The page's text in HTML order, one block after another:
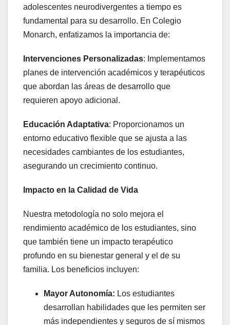
adolescentes neurodivergentes a tiempo es
fundamental para su desarrollo. En Colegio
Monarch, enfatizamos la importancia de:
Intervenciones Personalizadas: Implementamos
planes de intervención académicos y terapéuticos
que abordan las áreas de desarrollo que
requieren apoyo adicional.
Educación Adaptativa: Proporcionamos un
entorno educativo flexible que se ajusta a las
necesidades cambiantes de los estudiantes,
asegurando un crecimiento continuo.
Impacto en la Calidad de Vida
Nuestra metodología no solo mejora el
rendimiento académico de los estudiantes, sino
que también tiene un impacto terapéutico
profundo en su bienestar general y el de su
familia. Los beneficios incluyen:
Mayor Autonomía: Los estudiantes
desarrollan habilidades que les permiten ser
más independientes y seguros de sí mismos